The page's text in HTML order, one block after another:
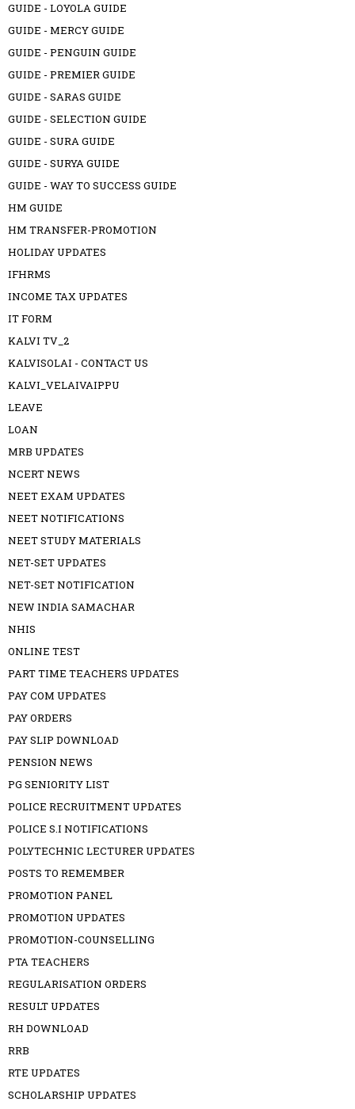
GUIDE - LOYOLA GUIDE
GUIDE - MERCY GUIDE
GUIDE - PENGUIN GUIDE
GUIDE - PREMIER GUIDE
GUIDE - SARAS GUIDE
GUIDE - SELECTION GUIDE
GUIDE - SURA GUIDE
GUIDE - SURYA GUIDE
GUIDE - WAY TO SUCCESS GUIDE
HM GUIDE
HM TRANSFER-PROMOTION
HOLIDAY UPDATES
IFHRMS
INCOME TAX UPDATES
IT FORM
KALVI TV_2
KALVISOLAI - CONTACT US
KALVI_VELAIVAIPPU
LEAVE
LOAN
MRB UPDATES
NCERT NEWS
NEET EXAM UPDATES
NEET NOTIFICATIONS
NEET STUDY MATERIALS
NET-SET UPDATES
NET-SET NOTIFICATION
NEW INDIA SAMACHAR
NHIS
ONLINE TEST
PART TIME TEACHERS UPDATES
PAY COM UPDATES
PAY ORDERS
PAY SLIP DOWNLOAD
PENSION NEWS
PG SENIORITY LIST
POLICE RECRUITMENT UPDATES
POLICE S.I NOTIFICATIONS
POLYTECHNIC LECTURER UPDATES
POSTS TO REMEMBER
PROMOTION PANEL
PROMOTION UPDATES
PROMOTION-COUNSELLING
PTA TEACHERS
REGULARISATION ORDERS
RESULT UPDATES
RH DOWNLOAD
RRB
RTE UPDATES
SCHOLARSHIP UPDATES